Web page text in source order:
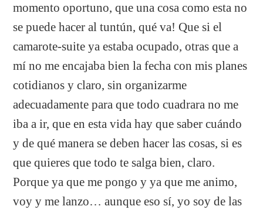
momento oportuno, que una cosa como esta no
se puede hacer al tuntún, qué va! Que si el
camarote-suite ya estaba ocupado, otras que a
mí no me encajaba bien la fecha con mis planes
cotidianos y claro, sin organizarme
adecuadamente para que todo cuadrara no me
iba a ir, que en esta vida hay que saber cuándo
y de qué manera se deben hacer las cosas, si es
que quieres que todo te salga bien, claro.
Porque ya que me pongo y ya que me animo,
voy y me lanzo… aunque eso sí, yo soy de las